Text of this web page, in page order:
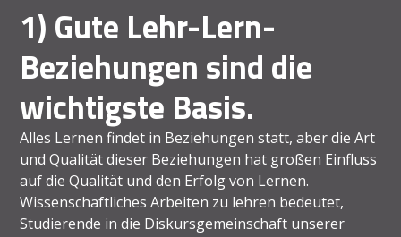
1) Gute Lehr-Lern-
Beziehungen sind die
wichtigste Basis.
Alles Lernen findet in Beziehungen statt, aber die Art
und Qualität dieser Beziehungen hat großen Einfluss
auf die Qualität und den Erfolg von Lernen.
Wissenschaftliches Arbeiten zu lehren bedeutet,
Studierende in die Diskursgemeinschaft unserer